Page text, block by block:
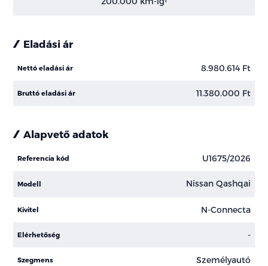
Eladási ár
Nettó eladási ár 8.980.614 Ft
Bruttó eladási ár 11.380.000 Ft
Alapvető adatok
Referencia kód U1675/2026
Modell Nissan Qashqai
Kivitel N-Connecta
Elérhetőség -
Szegmens Személyautó